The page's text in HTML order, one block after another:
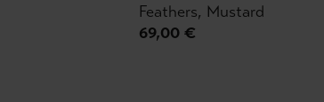
Feathers, Mustard
69,00 €